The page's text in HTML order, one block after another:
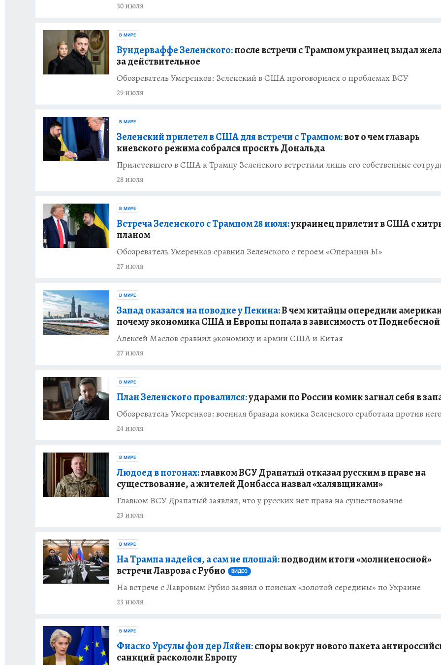
30 июля
В МИРЕ
Вундерваффе Зеленского:после встречи с Трампом украинец выдал
за действительное
Обозреватель Умеренков: Зеленский в США проговорился о проблемах ВСУ
29 июля
В МИРЕ
Зеленский прилетел в США для встречи с Трампом:вот о чем главарь
киевского режима собрался просить Дональда
Прилетевшего в США к Трампу Зеленского встретили лишь его собственные
28 июля
В МИРЕ
Встреча Зеленского с Трампом 28 июля:украинец прилетит в США с
планом
Обозреватель Умеренков сравнил Зеленского с героем «Операции Ы»
27 июля
В МИРЕ
Запад оказался на поводке у Пекина:В чем китайцы опередили
почему экономика США и Европы попала в зависимость от Поднебесной
Алексей Маслов сравнил экономику и армии США и Китая
27 июля
В МИРЕ
План Зеленского провалился:ударами по России комик загнал себя в
Обозреватель Умеренков: военная бравада комика Зеленского сработала против
24 июля
В МИРЕ
Людоед в погонах:главком ВСУ Драпатый отказал русским в праве на
существование, а жителей Донбасса назвал «халявщиками»
Главком ВСУ Драпатый заявлял, что у русских нет права на существование
23 июля
В МИРЕ
На Трампа надейся, а сам не плошай:подводим итоги «молниеносной»
встречи Лаврова с Рубио
ВИДЕО
На встрече с Лавровым Рубио заявил о поисках «золотой середины» по Украине
23 июля
В МИРЕ
Фиаско Урсулы фон дер Ляйен:споры вокруг нового пакета
санкций раскололи Европу